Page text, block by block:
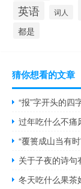
英语 词人
都是
猜你想看的文章
“报”字开头的四
过年吃什么不痛
“覆篑成山当有
关于子夜的诗句
冬天吃什么果茶